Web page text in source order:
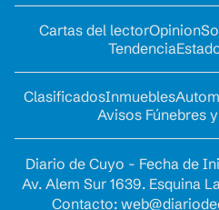
Cartas del lectorOpinion
Tendencia
ClasificadosInmuebles
Avisos Fúnebres
Diario de Cuyo - Fecha de
Av. Alem Sur 1639. Esquina
Contacto: